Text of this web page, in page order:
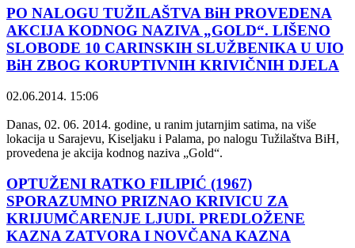
PO NALOGU TUŽILAŠTVA BiH PROVEDENA
AKCIJA KODNOG NAZIVA „GOLD“. LIŠENO
SLOBODE 10 CARINSKIH SLUŽBENIKA U UIO
BiH ZBOG KORUPTIVNIH KRIVIČNIH DJELA
02.06.2014. 15:06
Danas, 02. 06. 2014. godine, u ranim jutarnjim satima, na više
lokacija u Sarajevu, Kiseljaku i Palama, po nalogu Tužilaštva BiH,
provedena je akcija kodnog naziva „Gold“.
OPTUŽENI RATKO FILIPIĆ (1967)
SPORAZUMNO PRIZNAO KRIVICU ZA
KRIJUMČARENJE LJUDI. PREDLOŽENE
KAZNA ZATVORA I NOVČANA KAZNA